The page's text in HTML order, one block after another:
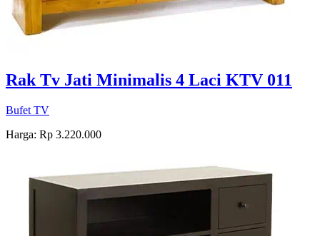
Rak Tv Jati Minimalis 4 Laci KTV 011
Bufet TV
Harga: Rp 3.220.000